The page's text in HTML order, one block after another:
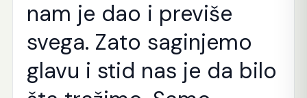
nam je dao i previše
svega. Zato saginjemo
glavu i stid nas je da bilo